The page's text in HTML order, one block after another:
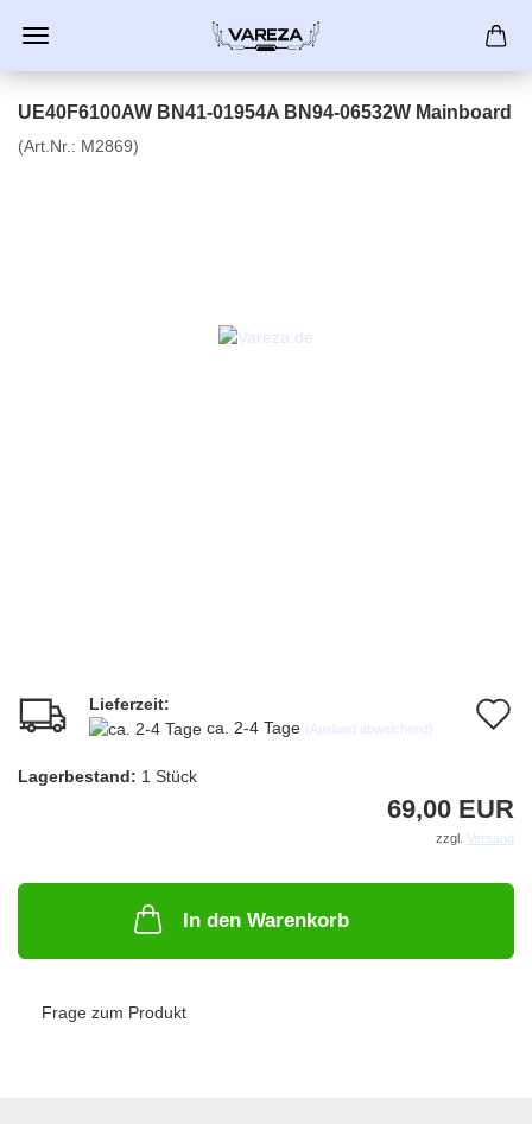
UE40F6100AW BN41-01954A BN94-06532W Mainboard
(Art.Nr.: M2869)
Lieferzeit:
ca. 2-4 Tage (Ausland abweichend)
Lagerbestand: 1 Stück
69,00 EUR
zzgl. Versand
In den Warenkorb
Frage zum Produkt